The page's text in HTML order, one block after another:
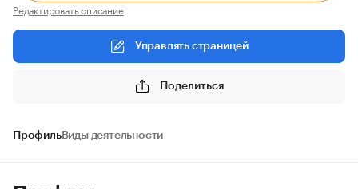
Редактировать описание
Управлять страницей
Поделиться
ПрофильВиды деятельности